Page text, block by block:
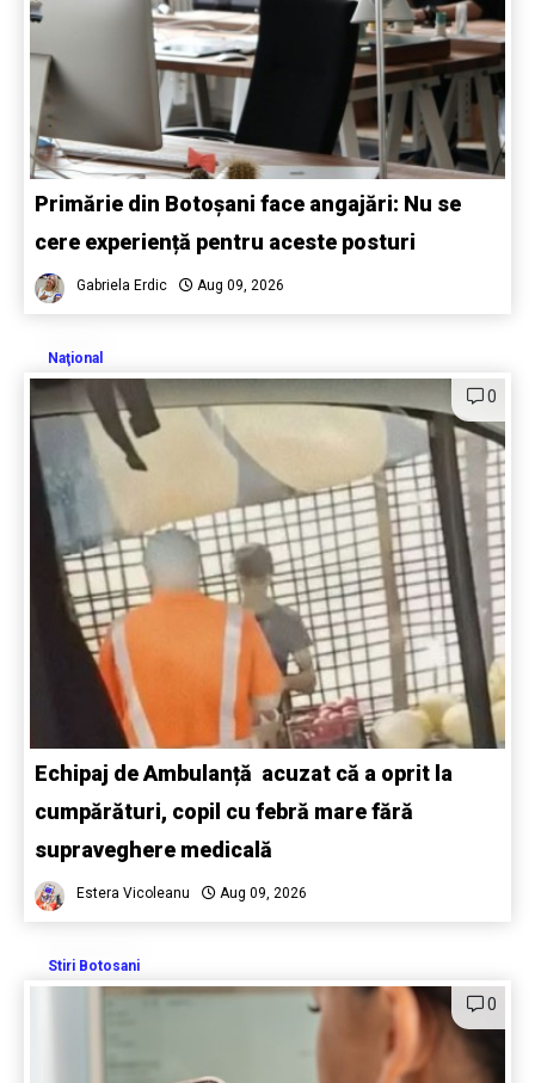
Primărie din Botoșani face angajări: Nu se
cere experiență pentru aceste posturi
Gabriela Erdic Aug 09, 2026
Naţional
0
Echipaj de Ambulanță acuzat că a oprit la
cumpărături, copil cu febră mare fără
supraveghere medicală
Estera Vicoleanu Aug 09, 2026
Stiri Botosani
0